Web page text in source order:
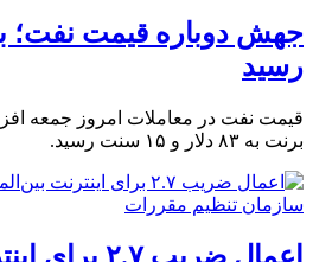
قیمت نفت در معاملات امروز جمعه
برنت به ۸۳ دلار و ۱۵ سنت رسید.
اعمال ضریب
صحت دارد؟ / واکنش
مقررات